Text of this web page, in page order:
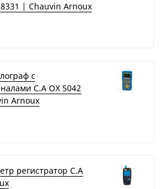
8331 | Chauvin Arnoux
с
C.A OX 5042
Arnoux
регистратор C.A